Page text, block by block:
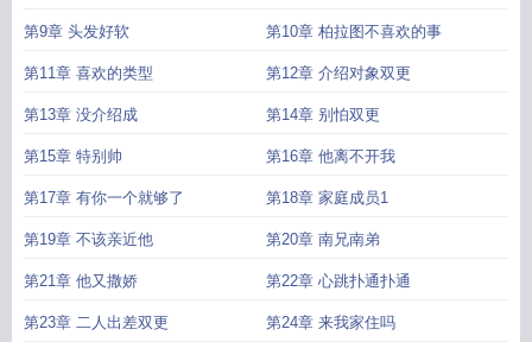
第9章 头发好软 第10章 柏拉图不喜欢的事
第11章 喜欢的类型 第12章 介绍对象双更
第13章 没介绍成 第14章 别怕双更
第15章 特别帅 第16章 他离不开我
第17章 有你一个就够了 第18章 家庭成员1
第19章 不该亲近他 第20章 南兄南弟
第21章 他又撒娇 第22章 心跳扑通扑通
第23章 二人出差双更 第24章 来我家住吗